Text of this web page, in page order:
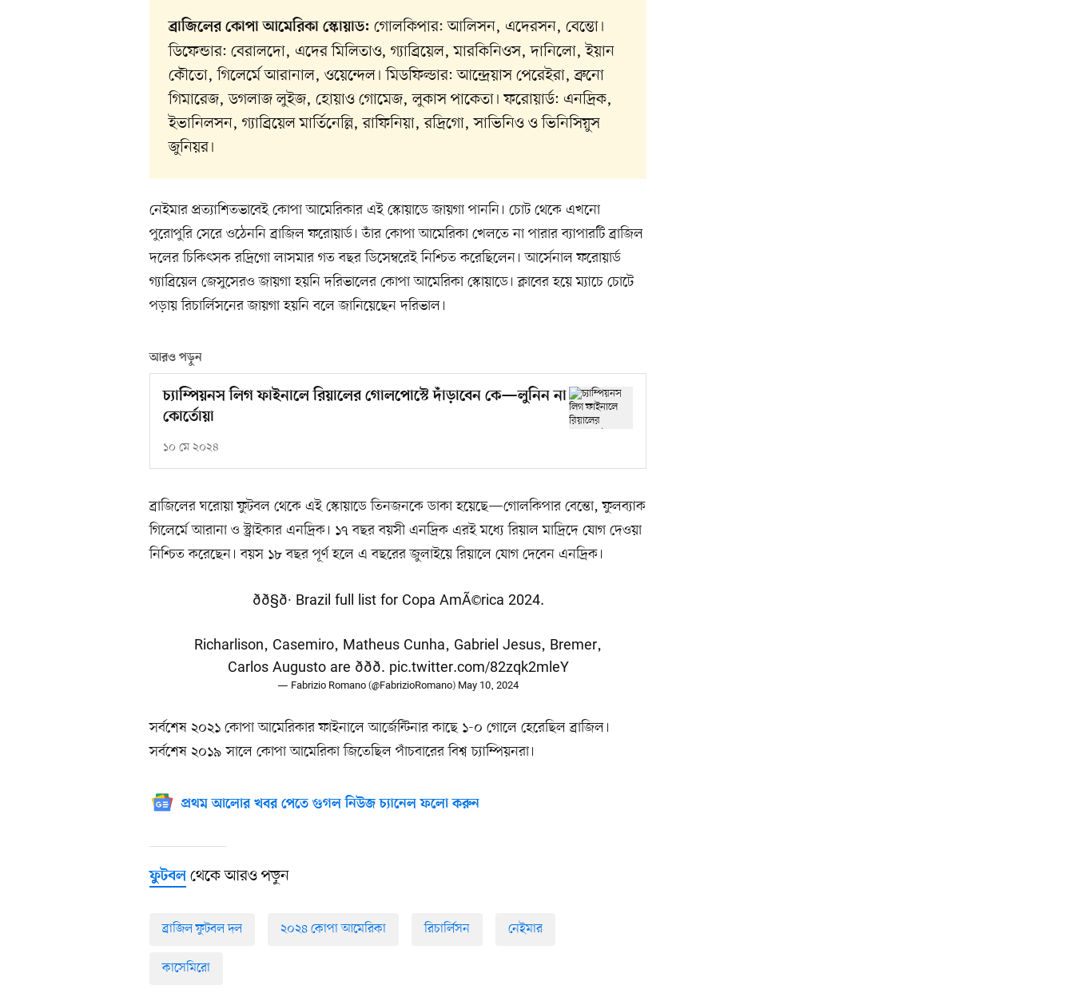
ব্রাজিলের কোপা আমেরিকা স্কোয়াড: গোলকিপার: আলিসন, এদেরসন, বেন্তো।
ডিফেন্ডার: বেরালদো, এদের মিলিতাও, গ্যাব্রিয়েল, মারকিনিওস, দানিলো, ইয়ান
কৌতো, গিলের্মে আরানাল, ওয়েন্দেল। মিডফিল্ডার: আন্দ্রেয়াস পেরেইরা, ব্রুনো
গিমারেজ, ডগলাজ লুইজ, হোয়াও গোমেজ, লুকাস পাকেতা। ফরোয়ার্ড: এনদ্রিক,
ইভানিলসন, গ্যাব্রিয়েল মার্তিনেল্লি, রাফিনিয়া, রদ্রিগো, সাভিনিও ও ভিনিসিয়ুস
জুনিয়র।
নেইমার প্রত্যাশিতভাবেই কোপা আমেরিকার এই স্কোয়াডে জায়গা পাননি। চোট থেকে এখনো
পুরোপুরি সেরে ওঠেননি ব্রাজিল ফরোয়ার্ড। তাঁর কোপা আমেরিকা খেলতে না পারার ব্যাপারটি ব্রাজিল
দলের চিকিৎসক রদ্রিগো লাসমার গত বছর ডিসেম্বরেই নিশ্চিত করেছিলেন। আর্সেনাল ফরোয়ার্ড
গ্যাব্রিয়েল জেসুসেরও জায়গা হয়নি দরিভালের কোপা আমেরিকা স্কোয়াডে। ক্লাবের হয়ে ম্যাচে চোটে
পড়ায় রিচার্লিসনের জায়গা হয়নি বলে জানিয়েছেন দরিভাল।
আরও পড়ুন
চ্যাম্পিয়নস লিগ ফাইনালে রিয়ালের গোলপোস্টে দাঁড়াবেন কে—লুনিন না
কোর্তোয়া
১০ মে ২০২৪
ব্রাজিলের ঘরোয়া ফুটবল থেকে এই স্কোয়াডে তিনজনকে ডাকা হয়েছে—গোলকিপার বেন্তো, ফুলব্যাক
গিলের্মে আরানা ও স্ট্রাইকার এনদ্রিক। ১৭ বছর বয়সী এনদ্রিক এরই মধ্যে রিয়াল মাদ্রিদে যোগ দেওয়া
নিশ্চিত করেছেন। বয়স ১৮ বছর পূর্ণ হলে এ বছরের জুলাইয়ে রিয়ালে যোগ দেবেন এনদ্রিক।
ðð§ð· Brazil full list for Copa AmÃ©rica 2024.
Richarlison, Casemiro, Matheus Cunha, Gabriel Jesus, Bremer,
Carlos Augusto are ððð. pic.twitter.com/82zqk2mleY
— Fabrizio Romano (@FabrizioRomano) May 10, 2024
সর্বশেষ ২০২১ কোপা আমেরিকার ফাইনালে আর্জেন্টিনার কাছে ১-০ গোলে হেরেছিল ব্রাজিল।
সর্বশেষ ২০১৯ সালে কোপা আমেরিকা জিতেছিল পাঁচবারের বিশ্ব চ্যাম্পিয়নরা।
প্রথম আলোর খবর পেতে গুগল নিউজ চ্যানেল ফলো করুন
ফুটবল থেকে আরও পড়ুন
ব্রাজিল ফুটবল দল ২০২৪ কোপা আমেরিকা রিচার্লিসন নেইমার
কাসেমিরো